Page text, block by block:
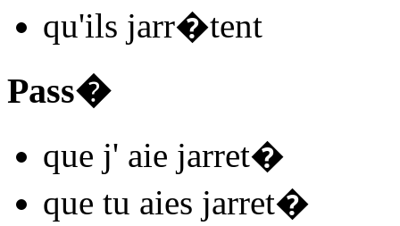
qu'ils jarr�tent
Pass�
que j' aie jarret�
que tu aies jarret�